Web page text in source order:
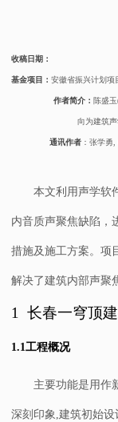
收稿日期 ：
基金项目 ： 安徽省振兴计划项
作者简介： 陈盛玉
向为建筑声
通讯作者：张学勇,
本文利用声学软
内音质声聚焦缺陷，
措施及施工方案。 项
解决了建筑内部声聚
1 长春一穹顶
1.1工程概况
主要功能是用作
深刻印象,建筑初始